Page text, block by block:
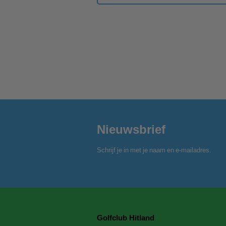
Nieuwsbrief
Schrijf je in met je naam en e-mailadres.
Golfclub Hitland